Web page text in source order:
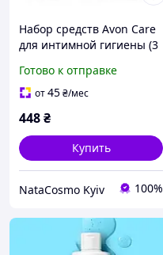
Набор средств Avon Care
для интимной гигиены (3
Готово к отправке
от45₴/мес
448₴
Купить
NataCosmo Kyiv 100%